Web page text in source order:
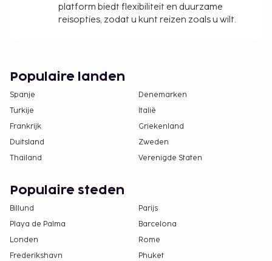
platform biedt flexibiliteit en duurzame
reisopties, zodat u kunt reizen zoals u wilt.
Populaire landen
Spanje
Denemarken
Turkije
Italië
Frankrijk
Griekenland
Duitsland
Zweden
Thailand
Verenigde Staten
Populaire steden
Billund
Parijs
Playa de Palma
Barcelona
Londen
Rome
Frederikshavn
Phuket